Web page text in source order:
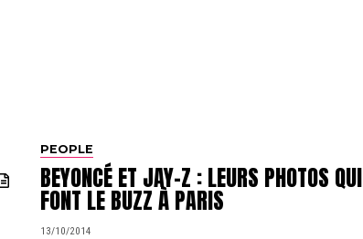
PEOPLE
BEYONCÉ ET JAY-Z : LEURS PHOTOS QUI
FONT LE BUZZ À PARIS
13/10/2014